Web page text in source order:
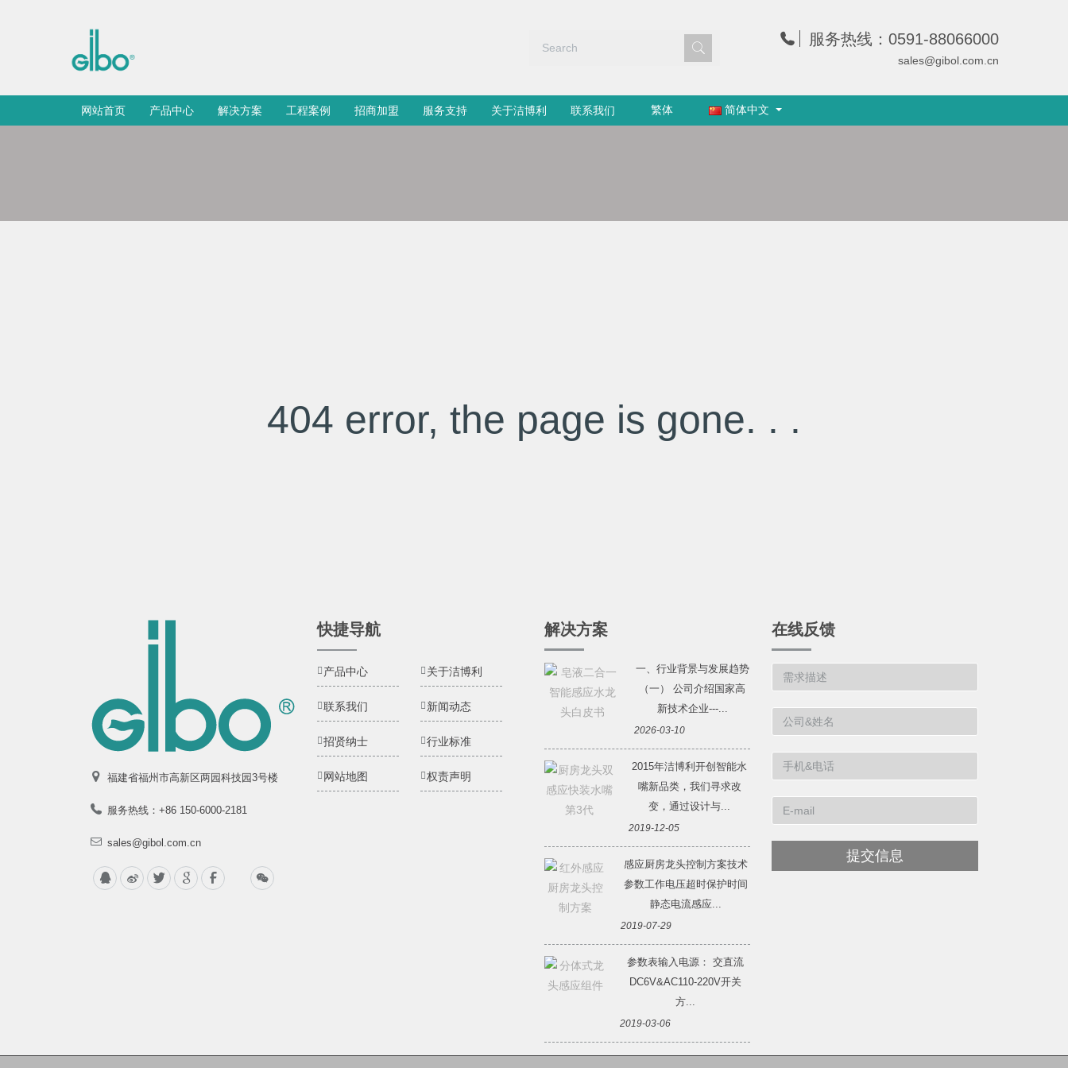
服务热线：0591-88066000
sales@gibol.com.cn
网站首页 产品中心 解决方案 工程案例 招商加盟 服务支持 关于洁博利 联系我们 繁体 简体中文
404 error, the page is gone. . .
福建省福州市高新区两园科技园3号楼
服务热线：+86 150-6000-2181
sales@gibol.com.cn
快捷导航
产品中心 关于洁博利
联系我们 新闻动态
招贤纳士 行业标准
网站地图 权责声明
解决方案
一、行业背景与发展趋势
（一） 公司介绍国家高
新技术企业---...
2026-03-10
2015年洁博利开创智能水
嘴新品类，我们寻求改
变，通过设计与...
2019-12-05
感应厨房龙头控制方案技术
参数工作电压超时保护时间
静态电流感应...
2019-07-29
参数表输入电源： 交直流
DC6V&AC110-220V开关
方...
2019-03-06
在线反馈
提交信息